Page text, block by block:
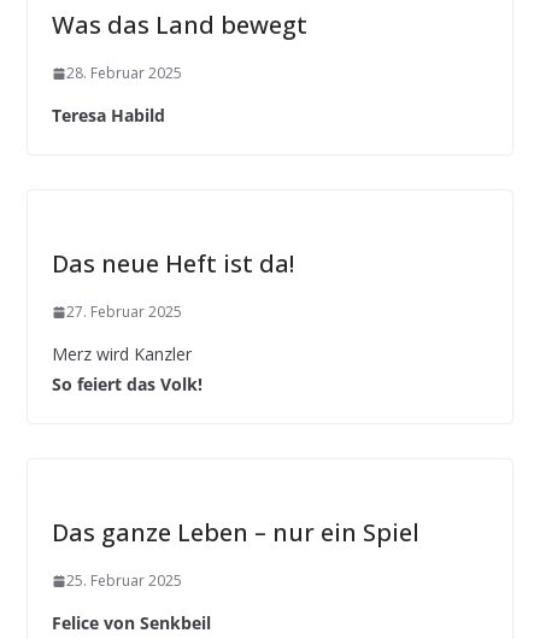
Was das Land bewegt
28. Februar 2025
Teresa Habild
Das neue Heft ist da!
27. Februar 2025
Merz wird Kanzler
So feiert das Volk!
Das ganze Leben – nur ein Spiel
25. Februar 2025
Felice von Senkbeil